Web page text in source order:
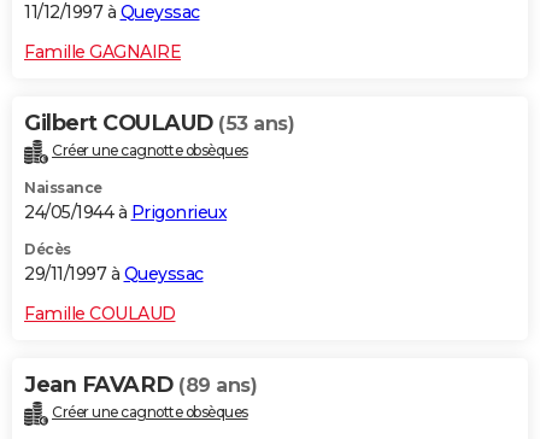
11/12/1997 à Queyssac
Famille GAGNAIRE
Gilbert COULAUD (53 ans)
Créer une cagnotte obsèques
Naissance
24/05/1944 à Prigonrieux
Décès
29/11/1997 à Queyssac
Famille COULAUD
Jean FAVARD (89 ans)
Créer une cagnotte obsèques